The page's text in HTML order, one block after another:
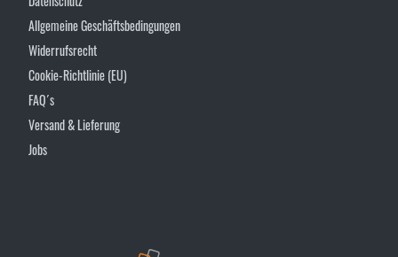
Allgemeine Geschäftsbedingungen
Widerrufsrecht
Cookie-Richtlinie (EU)
FAQ´s
Versand & Lieferung
Jobs